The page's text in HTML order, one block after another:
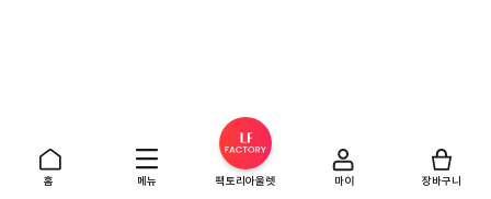
홈 메뉴 팩토리아울렛 마이 장바구니